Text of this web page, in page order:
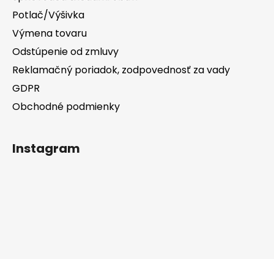
Potlač/Výšivka
Výmena tovaru
Odstúpenie od zmluvy
Reklamačný poriadok, zodpovednosť za vady
GDPR
Obchodné podmienky
Instagram